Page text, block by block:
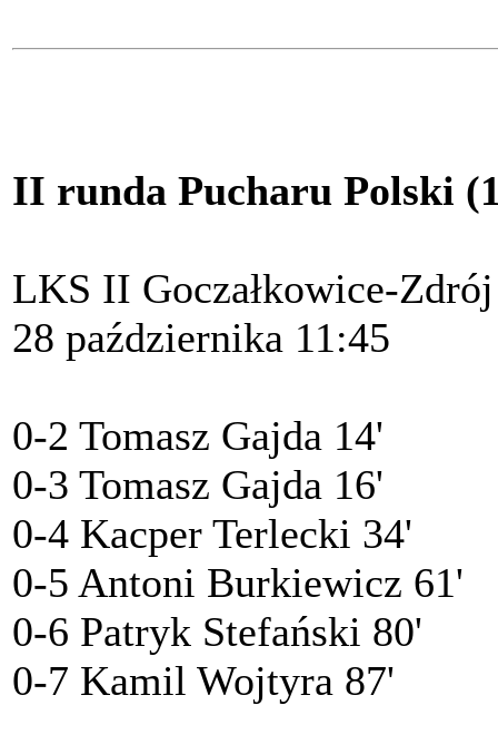
II runda Pucharu Polski
LKS II Goczałkowice-
28 października 11:45
0-2 Tomasz Gajda 14'
0-3 Tomasz Gajda 16'
0-4 Kacper Terlecki 34'
0-5 Antoni Burkiewicz 61'
0-6 Patryk Stefański 80'
0-7 Kamil Wojtyra 87'